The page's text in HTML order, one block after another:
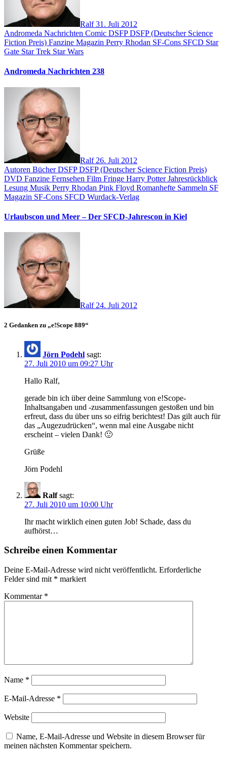
Ralf31. Juli 2012
Andromeda Nachrichten Comic DSFPDSFP (Deutscher Science
Fiction Preis) Fanzine Magazin Perry Rhodan SF-Cons SFCD Star
Gate Star Trek Star Wars
Andromeda Nachrichten 238
Ralf 26. Juli 2012
Autoren BücherDSFPDSFP (Deutscher Science Fiction Preis)
DVD Fanzine Fernsehen Film Fringe Harry PotterJahresrückblick
Lesung Musik Perry Rhodan Pink Floyd Romanhefte Sammeln SF
Magazin SF-Cons SFCD Wurdack-Verlag
Urlaubscon und Meer – Der SFCD-Jahrescon in Kiel
Ralf 24. Juli 2012
2 Gedanken zu „e!Scope 889“
Jörn Podehl sagt:
27. Juli 2010 um 09:27 Uhr
Hallo Ralf,
gerade bin ich über deine Sammlung von e!Scope-
Inhaltsangaben und -zusammenfassungen gestoßen und bin
erfreut, dass du über uns so eifrig berichtest! Das gilt auch für
das „Augezudrücken“, wenn mal eine Ausgabe nicht
erscheint – vielen Dank! 🙂
Grüße
Jörn Podehl
Ralf sagt:
27. Juli 2010 um 10:00 Uhr
Ihr macht wirklich einen guten Job! Schade, dass du
aufhörst…
Schreibe einen Kommentar
Deine E-Mail-Adresse wird nicht veröffentlicht. Erforderliche
Felder sind mit * markiert
Kommentar *
Name *
E-Mail-Adresse *
Website
Name, E-Mail-Adresse und Website in diesem Browser für
meinen nächsten Kommentar speichern.